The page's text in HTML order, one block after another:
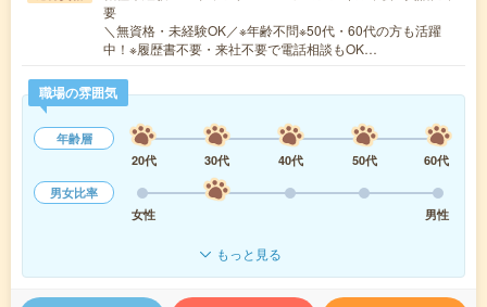
要
＼無資格・未経験OK／※年齢不問※50代・60代の方も活躍
中！※履歴書不要・来社不要で電話相談もOK…
職場の雰囲気
年齢層
20代
30代 40代 50代
60代
男女比率
女性
男性
もっと見る